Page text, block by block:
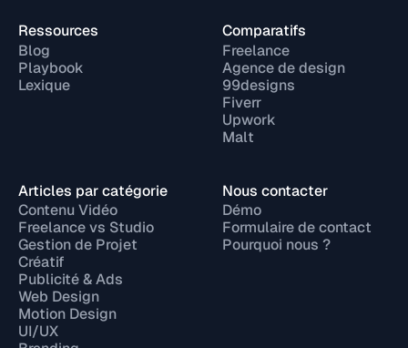
Ressources
Blog
Playbook
Lexique
Comparatifs
Freelance
Agence de design
99designs
Fiverr
Upwork
Malt
Articles par catégorie
Contenu Vidéo
Freelance vs Studio
Gestion de Projet
Créatif
Publicité & Ads
Web Design
Motion Design
UI/UX
Nous contacter
Démo
Formulaire de contact
Pourquoi nous ?